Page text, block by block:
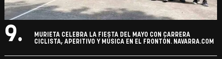
9.
MURIETA CELEBRA LA FIESTA DEL MAYO CON CARRERA
CICLISTA, APERITIVO Y MÚSICA EN EL FRONTÓN. NAVARRA.COM